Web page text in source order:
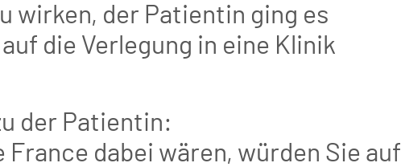
wirken, der Patientin ging es
die Verlegung in eine Klinik
der Patientin:
France dabei wären, würden Sie auf